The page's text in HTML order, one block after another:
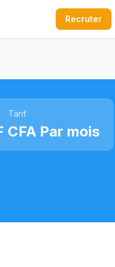
Recruter
Tarif
Par mois